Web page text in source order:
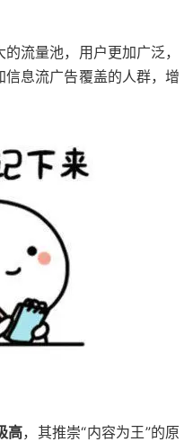
流量池，用户更加广泛，
信息流广告覆盖的人群，增
高，其推崇“内容为王”的原